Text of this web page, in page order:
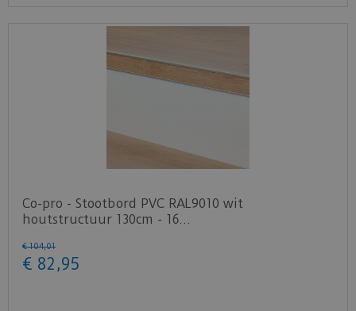
Co-pro - Stootbord PVC RAL9010 wit
houtstructuur 130cm - 16…
€ 104,01
€ 82 ,95